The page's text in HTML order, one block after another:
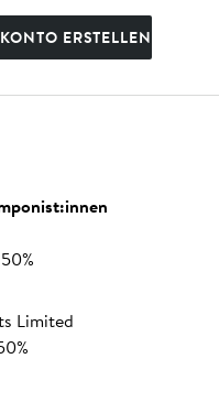
ERSTELLEN
Limited